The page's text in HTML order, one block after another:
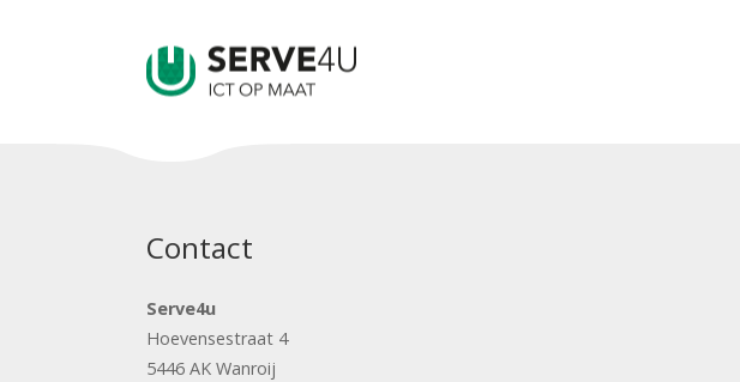
Contact
Serve4u
Hoevensestraat 4
5446 AK Wanroij